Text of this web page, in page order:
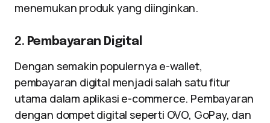
menemukan produk yang diinginkan.
2. Pembayaran Digital
Dengan semakin populernya e-wallet,
pembayaran digital menjadi salah satu fitur
utama dalam aplikasi e-commerce. Pembayaran
dengan dompet digital seperti OVO, GoPay, dan